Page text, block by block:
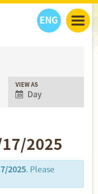
ENG
教學活動
人物專題
丫丫活動
親子好去處
健康生活館
學習成長路
聯絡
伴 + 友情連接
Event
Views
Navigation
VIEW AS
Day
2025
2025. Please